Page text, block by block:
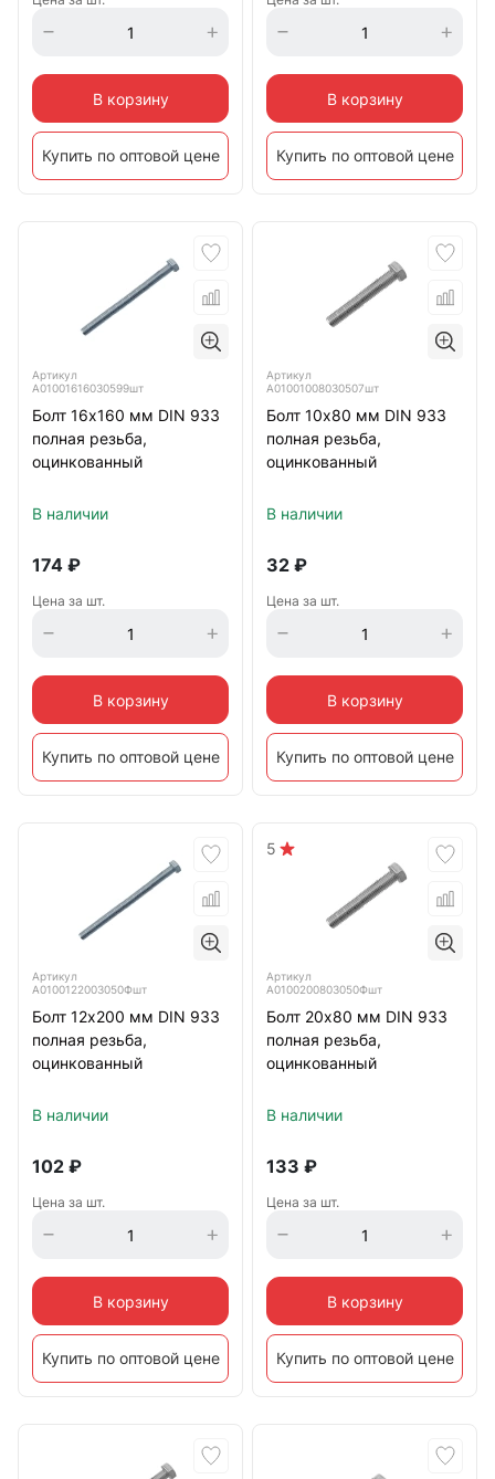
В корзину
Купить по оптовой цене
В корзину
Купить по оптовой цене
Артикул
А01001616030599шт
Болт 16х160 мм DIN 933
полная резьба,
оцинкованный
В наличии
174 ₽
Цена за шт.
В корзину
Купить по оптовой цене
Артикул
А01001008030507шт
Болт 10х80 мм DIN 933
полная резьба,
оцинкованный
В наличии
32 ₽
Цена за шт.
В корзину
Купить по оптовой цене
Артикул
А0100122003050Фшт
Болт 12х200 мм DIN 933
полная резьба,
оцинкованный
В наличии
102 ₽
Цена за шт.
В корзину
Купить по оптовой цене
5
Артикул
А0100200803050Фшт
Болт 20х80 мм DIN 933
полная резьба,
оцинкованный
В наличии
133 ₽
Цена за шт.
В корзину
Купить по оптовой цене